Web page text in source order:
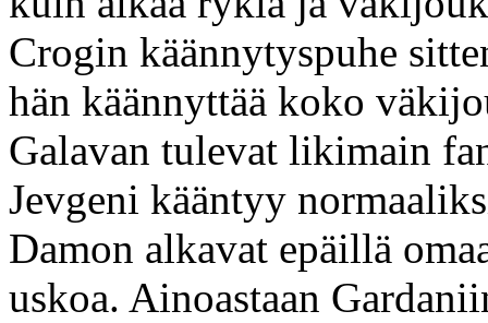
Crogin käännytyspuhe
hän käännyttää koko
Galavan tulevat likimain
Jevgeni kääntyy
Damon alkavat epäillä
uskoa. Ainoastaan